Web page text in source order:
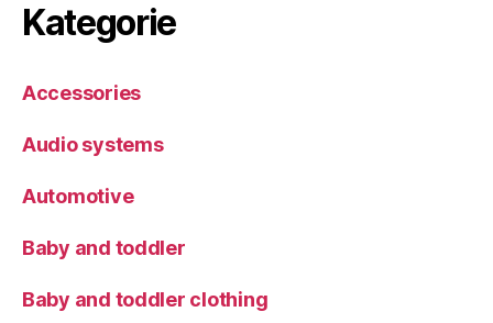
Kategorie
Accessories
Audio systems
Automotive
Baby and toddler
Baby and toddler clothing